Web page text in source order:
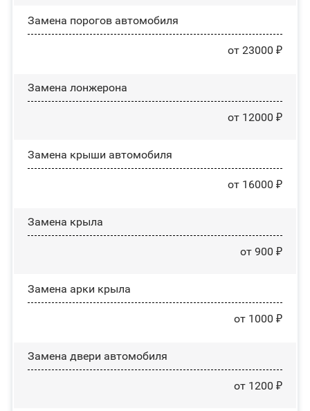
Замена порогов автомобиля
от 23000 ₽
Замена лонжерона
от 12000 ₽
Замена крыши автомобиля
от 16000 ₽
Замена крыла
от 900 ₽
Замена арки крыла
от 1000 ₽
Замена двери автомобиля
от 1200 ₽